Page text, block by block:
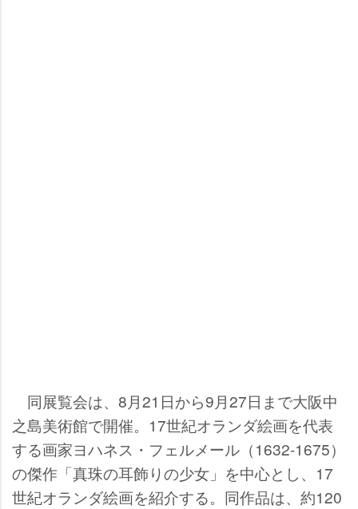
同展覧会は、8月21日から9月27日まで大阪中
之島美術館で開催。17世紀オランダ絵画を代表
する画家ヨハネス・フェルメール（1632-1675）
の傑作「真珠の耳飾りの少女」を中心とし、17
世紀オランダ絵画を紹介する。同作品は、約120